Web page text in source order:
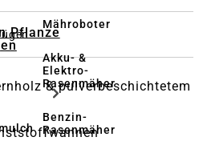
Pflanze
Mähroboter
Akku- &
Elektro-
Rasenmäher
Benzin-
Rasenmäher
& pulverbeschichtetem